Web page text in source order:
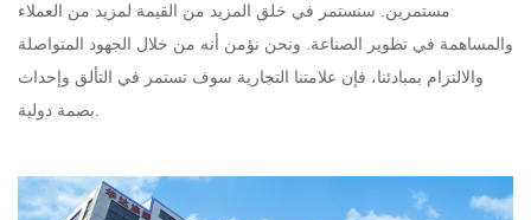
مستمرين. سنستمر في خلق المزيد من القيمة لمزيد من العملاء
والمساهمة في تطوير الصناعة. ونحن نؤمن أنه من خلال الجهود المتواصلة
والالتزام بمبادئنا، فإن علامتنا التجارية سوف تستمر في التألق وإحداث
بصمة دولية.